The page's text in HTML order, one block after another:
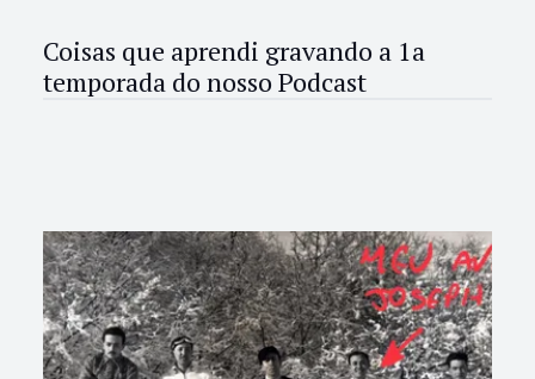
Coisas que aprendi gravando a 1a
temporada do nosso Podcast